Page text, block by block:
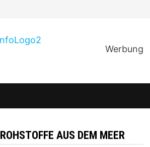
Werbung
ROHSTOFFE AUS DEM MEER